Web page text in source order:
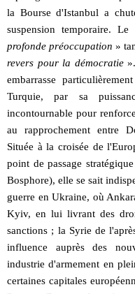
la Bourse d'Istanbul a
suspension temporaire.
profonde préoccupation »
revers pour la démocratie».
embarrasse
Turquie, par sa
incontournable pour
au rapprochement entre
Située à la croisée de
point de passage
Bosphore), elle se sait
guerre en Ukraine, où
Kyiv, en lui livrant des
sanctions ; la Syrie de
influence auprès des
industrie d'armement en
certaines capitales